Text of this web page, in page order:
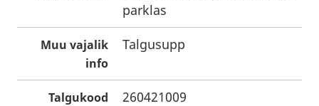
parklas
Muu vajalik
info
Talgusupp
Talgukood 260421009